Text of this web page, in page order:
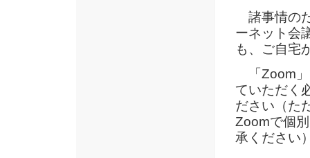
諸事情の
ーネット会
も、ご自宅
「Zoom」
ていただく
ださい（た
Zoomで個
承ください